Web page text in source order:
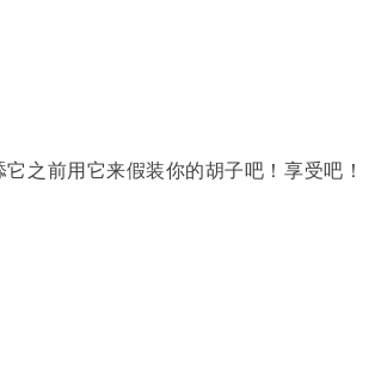
之前用它来假装你的胡子吧！享受吧！